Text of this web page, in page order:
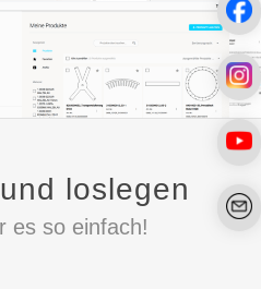
loslegen
es so einfach!